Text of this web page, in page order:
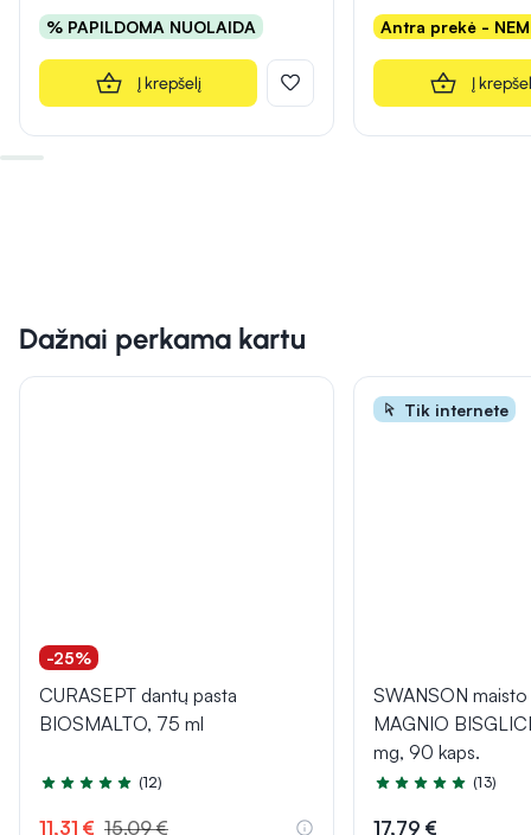
% PAPILDOMA NUOLAIDA
Į krepšelį
Antra prekė -
Į
Dažnai perkama kartu
-25%
CURASEPT dantų pasta
BIOSMALTO, 75 ml
Įvertinimas 5.0 iš 5
(12)
11,31 € 15,09 €
Tik internete
SWANSON
MAGNIO
mg, 90 kaps.
Įvertinimas 4.8 iš 5
(13)
17,79 €